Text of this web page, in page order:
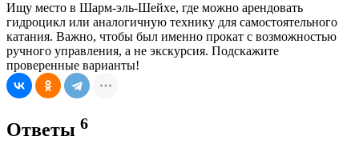
Ищу место в Шарм-эль-Шейхе, где можно арендовать
гидроцикл или аналогичную технику для самостоятельного
катания. Важно, чтобы был именно прокат с возможностью
ручного управления, а не экскурсия. Подскажите
проверенные варианты!
Ответы 6